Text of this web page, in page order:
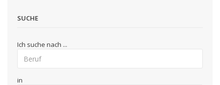
SUCHE
Ich suche nach ...
in